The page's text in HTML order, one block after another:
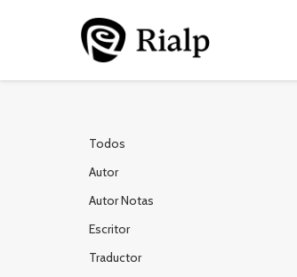
Todos
Autor
Autor Notas
Escritor
Traductor